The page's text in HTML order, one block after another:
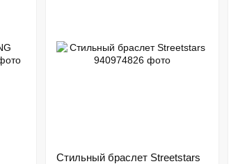
Стильный браслет Streetstars